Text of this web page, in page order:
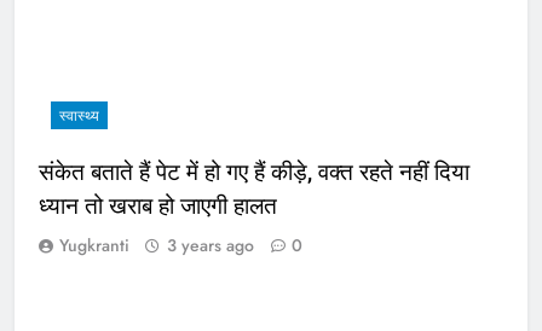
स्वास्थ्य
संकेत बताते हैं पेट में हो गए हैं कीड़े, वक्त रहते नहीं दिया
ध्यान तो खराब हो जाएगी हालत
Yugkranti 3 years ago 0